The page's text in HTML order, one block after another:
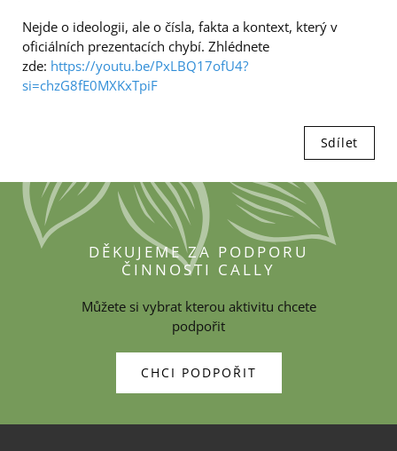
Nejde o ideologii, ale o čísla, fakta a kontext, který v
oficiálních prezentacích chybí. Zhlédnete
zde: https://youtu.be/PxLBQ17ofU4?
si=chzG8fE0MXKxTpiF
Sdílet
DĚKUJEME ZA PODPORU
ČINNOSTI CALLY
Můžete si vybrat kterou aktivitu chcete
podpořit
CHCI PODPOŘIT